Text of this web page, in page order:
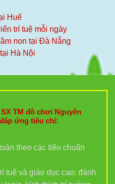
Huế
trí tuệ mỗi ngày
non tại Đà Nẵng
Hà Nội
TM đồ chơi Nguyên
ứng tiêu chí:
theo các tiêu chuẩn
tuệ và giáo dục cao: đánh